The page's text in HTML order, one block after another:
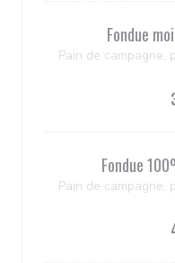
Fondue
Pain de campagne,
Fondue
Pain de campagne,